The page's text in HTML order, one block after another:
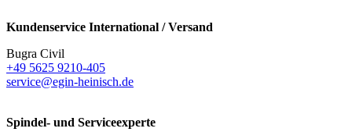
Kundenservice International / Versand
Bugra Civil
+49 5625 9210-405
service@egin-heinisch.de
Spindel- und Serviceexperte